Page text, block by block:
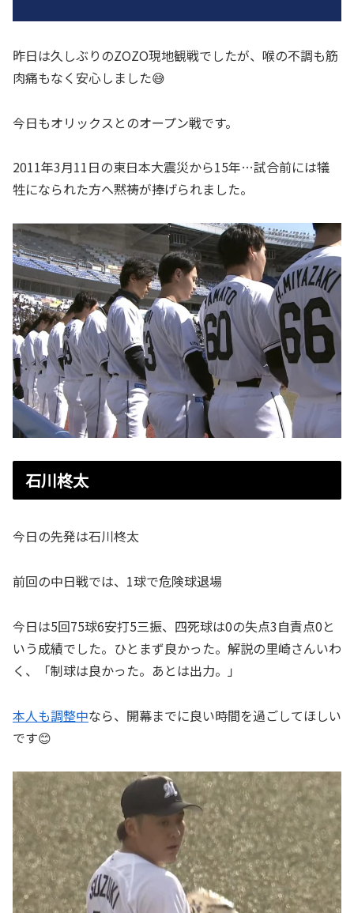
昨日は久しぶりのZOZO現地観戦でしたが、喉の不調も筋
肉痛もなく安心しました😅
今日もオリックスとのオープン戦です。
2011年3月11日の東日本大震災から15年…試合前には犠
牲になられた方へ黙祷が捧げられました。
石川柊太
今日の先発は石川柊太
前回の中日戦では、1球で危険球退場
今日は5回75球6安打5三振、四死球は0の失点3自責点0と
いう成績でした。ひとまず良かった。解説の里崎さんいわ
く、「制球は良かった。あとは出力。」
本人も調整中なら、開幕までに良い時間を過ごしてほしい
です😊